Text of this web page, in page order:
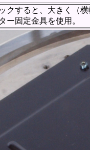
すると、大きく（横
固定金具を使用。